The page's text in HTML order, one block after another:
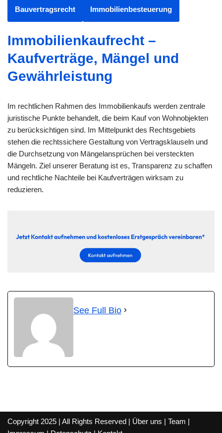
Bauvertragsrecht Immobilienbesteuerung
Immobilienkaufrecht –
Kaufverträge, Mängel und
Gewährleistung
Im rechtlichen Rahmen des Immobilienkaufs werden zentrale
juristische Punkte behandelt, die beim Kauf von Wohnobjekten
zu berücksichtigen sind. Im Mittelpunkt des Rechtsgebiets
stehen die rechtssichere Gestaltung von Vertragsklauseln und
die Durchsetzung von Mängelansprüchen bei versteckten
Mängeln. Ziel unserer Beratung ist es, Transparenz zu schaffen
und rechtliche Nachteile bei Kaufverträgen wirksam zu
reduzieren.
See Full Bio
Copyright 2025 | All Rights Reserved | Über uns | Team |